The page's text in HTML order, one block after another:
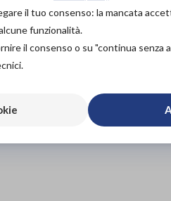
E NOLEGGIA IN
DISPONIBILE
ONLINE
il tuo consenso: la mancata
funzionalità.
il consenso o su "continua senza